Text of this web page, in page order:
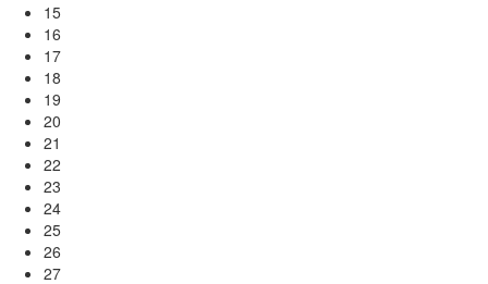
15
16
17
18
19
20
21
22
23
24
25
26
27